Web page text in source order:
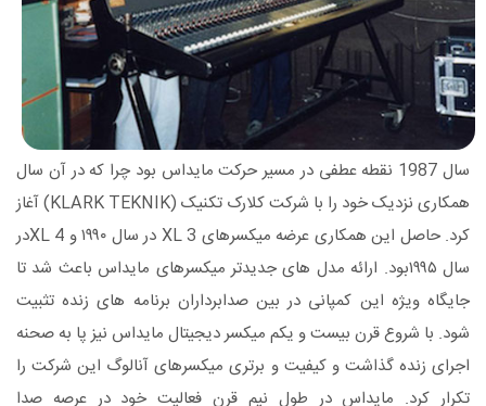
سال 1987 نقطه عطفی در مسیر حرکت مایداس بود چرا که در آن سال
همکاری نزدیک خود را با شرکت کلارک تکنیک (KLARK TEKNIK) آغاز
کرد. حاصل این همکاری عرضه میکسرهای XL 3 در سال ۱۹۹۰ و XL 4در
سال ۱۹۹۵بود. ارائه مدل های جدیدتر میکسرهای مایداس باعث شد تا
جایگاه ویژه این کمپانی در بین صدابرداران برنامه های زنده تثبیت
شود. با شروع قرن بیست و یکم میکسر دیجیتال مایداس نیز پا به صحنه
اجرای زنده گذاشت و کیفیت و برتری میکسرهای آنالوگ این شرکت را
تکرار کرد. مایداس در طول نیم قرن فعالیت خود در عرصه صدا